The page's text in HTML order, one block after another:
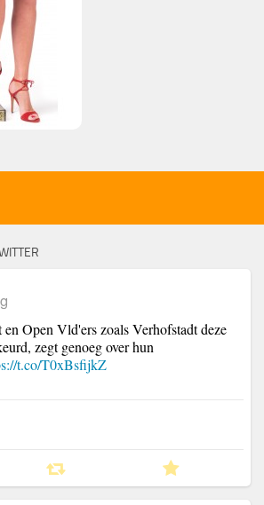
Open Vld'ers zoals Verhofstadt deze
zegt genoeg over hun
t.co/T0xBsfijkZ